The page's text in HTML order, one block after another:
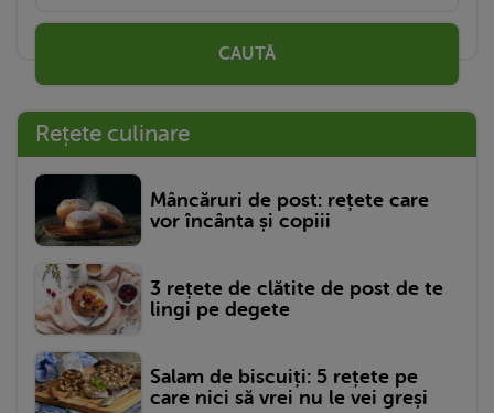
CAUTĂ
Rețete culinare
Mâncăruri de post: rețete care
vor încânta și copiii
3 rețete de clătite de post de te
lingi pe degete
Salam de biscuiți: 5 rețete pe
care nici să vrei nu le vei greși